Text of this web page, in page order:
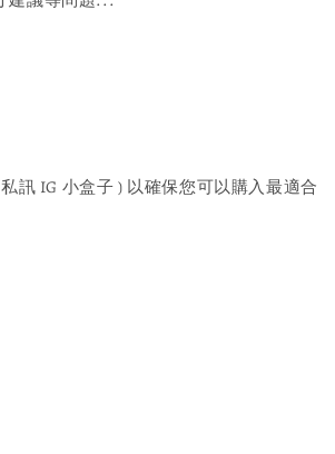
訊 IG 小盒子 ) 以確保您可以購入最適合